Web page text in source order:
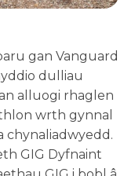
gan Vanguard
dulliau
alluogi rhaglen
wrth gynnal
chynaliadwyedd.
GIG Dyfnaint